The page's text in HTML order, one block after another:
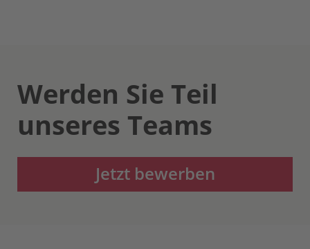
Werden Sie Teil
unseres Teams
Jetzt bewerben